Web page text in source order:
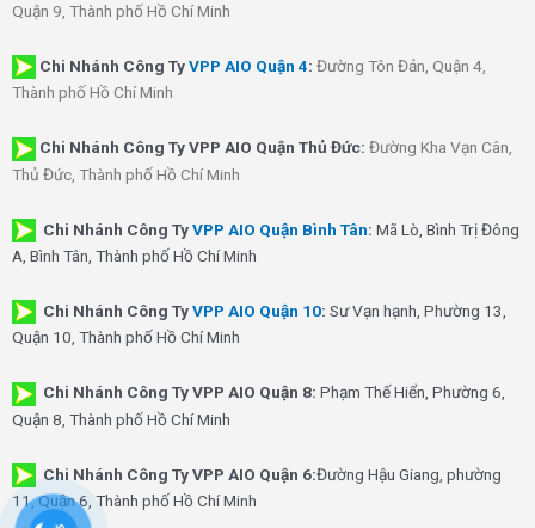
Quận 9, Thành phố Hồ Chí Minh
Chi Nhánh Công TyVPP AIO Quận 4: Đường Tôn Đản, Quận 4,
Thành phố Hồ Chí Minh
Chi Nhánh Công Ty VPP AIO Quận Thủ Đức: Đường Kha Vạn Cân,
Thủ Đức, Thành phố Hồ Chí Minh
Chi Nhánh Công TyVPP AIO Quận Bình Tân: Mã Lò, Bình Trị Đông
A, Bình Tân, Thành phố Hồ Chí Minh
Chi Nhánh Công TyVPP AIO Quận 10: Sư Vạn hạnh, Phường 13,
Quận 10, Thành phố Hồ Chí Minh
Chi Nhánh Công Ty VPP AIO Quận 8: Phạm Thế Hiển, Phường 6,
Quận 8, Thành phố Hồ Chí Minh
Chi Nhánh Công Ty VPP AIO Quận 6:Đường Hậu Giang, phường
11, Quận 6, Thành phố Hồ Chí Minh